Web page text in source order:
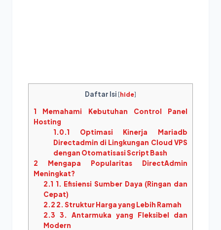
Daftar Isi [hide]
1 Memahami Kebutuhan Control Panel
Hosting
1.0.1 Optimasi Kinerja Mariadb
Directadmin di Lingkungan Cloud VPS
dengan Otomatisasi Script Bash
2 Mengapa Popularitas DirectAdmin
Meningkat?
2.1 1. Efisiensi Sumber Daya (Ringan dan
Cepat)
2.2 2. Struktur Harga yang Lebih Ramah
2.3 3. Antarmuka yang Fleksibel dan
Modern